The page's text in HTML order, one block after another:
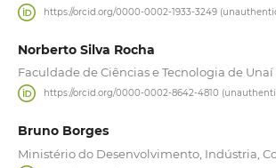
https://orcid.org/0000-0002-1933-3249
Norberto Silva Rocha
Faculdade de Ciências e Tecnologia de Unaí
https://orcid.org/0000-0002-8642-4810
Bruno Borges
Ministério do Desenvolvimento, Indústria,